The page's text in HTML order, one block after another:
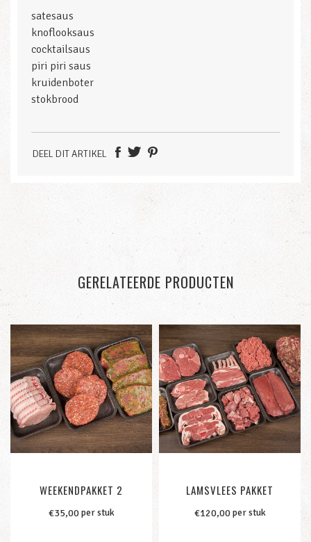
satesaus
knoflooksaus
cocktailsaus
piri piri saus
kruidenboter
stokbrood
DEEL DIT ARTIKEL
GERELATEERDE PRODUCTEN
WEEKENDPAKKET 2
€35,00per stuk
LAMSVLEES PAKKET
€120,00per stuk